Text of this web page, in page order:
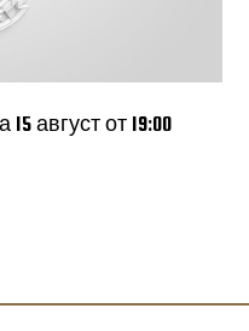
август от 19:00